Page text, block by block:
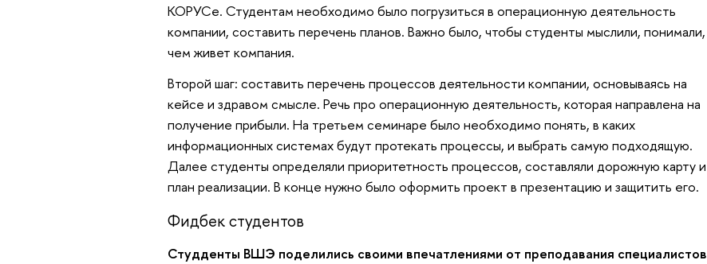
КОРУСе. Студентам необходимо было погрузиться в операционную деятельность
компании, составить перечень планов. Важно было, чтобы студенты мыслили, понимали,
чем живет компания.
Второй шаг: составить перечень процессов деятельности компании, основываясь на
кейсе и здравом смысле. Речь про операционную деятельность, которая направлена на
получение прибыли. На третьем семинаре было необходимо понять, в каких
информационных системах будут протекать процессы, и выбрать самую подходящую.
Далее студенты определяли приоритетность процессов, составляли дорожную карту и
план реализации. В конце нужно было оформить проект в презентацию и защитить его.
Фидбек студентов
Студденты ВШЭ поделились своими впечатлениями от преподавания специалистов